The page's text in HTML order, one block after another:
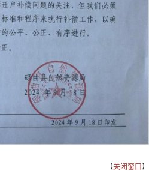
【关闭窗口】